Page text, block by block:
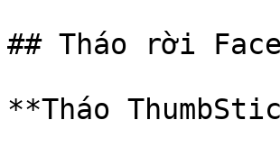
## Tháo rời
**Tháo